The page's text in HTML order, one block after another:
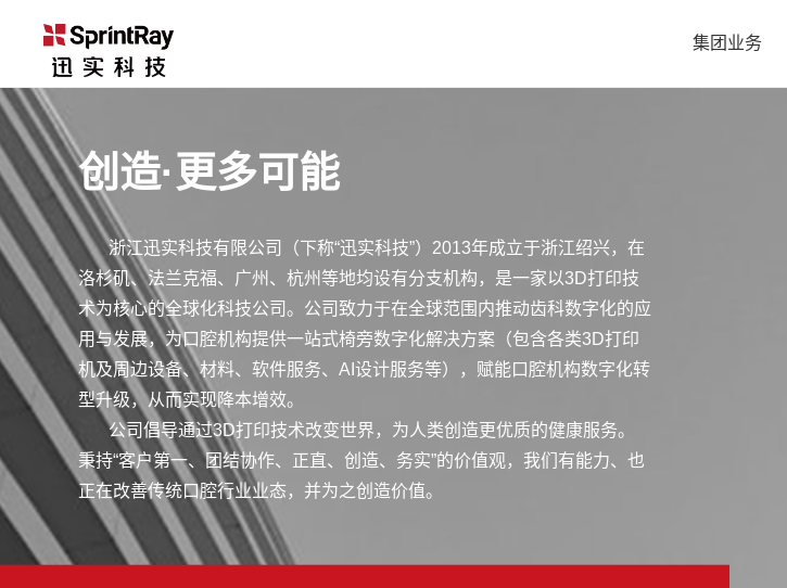
集团业务
创造·更多可能
浙江迅实科技有限公司（下称“迅实科技”）2013年成立于浙江绍兴，在
洛杉矶、法兰克福、广州、杭州等地均设有分支机构，是一家以3D打印技
术为核心的全球化科技公司。公司致力于在全球范围内推动齿科数字化的应
用与发展，为口腔机构提供一站式椅旁数字化解决方案（包含各类3D打印
机及周边设备、材料、软件服务、AI设计服务等），赋能口腔机构数字化转
型升级，从而实现降本增效。
公司倡导通过3D打印技术改变世界，为人类创造更优质的健康服务。
秉持“客户第一、团结协作、正直、创造、务实”的价值观，我们有能力、也
正在改善传统口腔行业业态，并为之创造价值。